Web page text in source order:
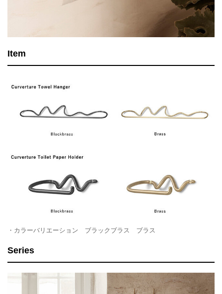
Item
・カラーバリエーション ブラックブラス ブラス
Series